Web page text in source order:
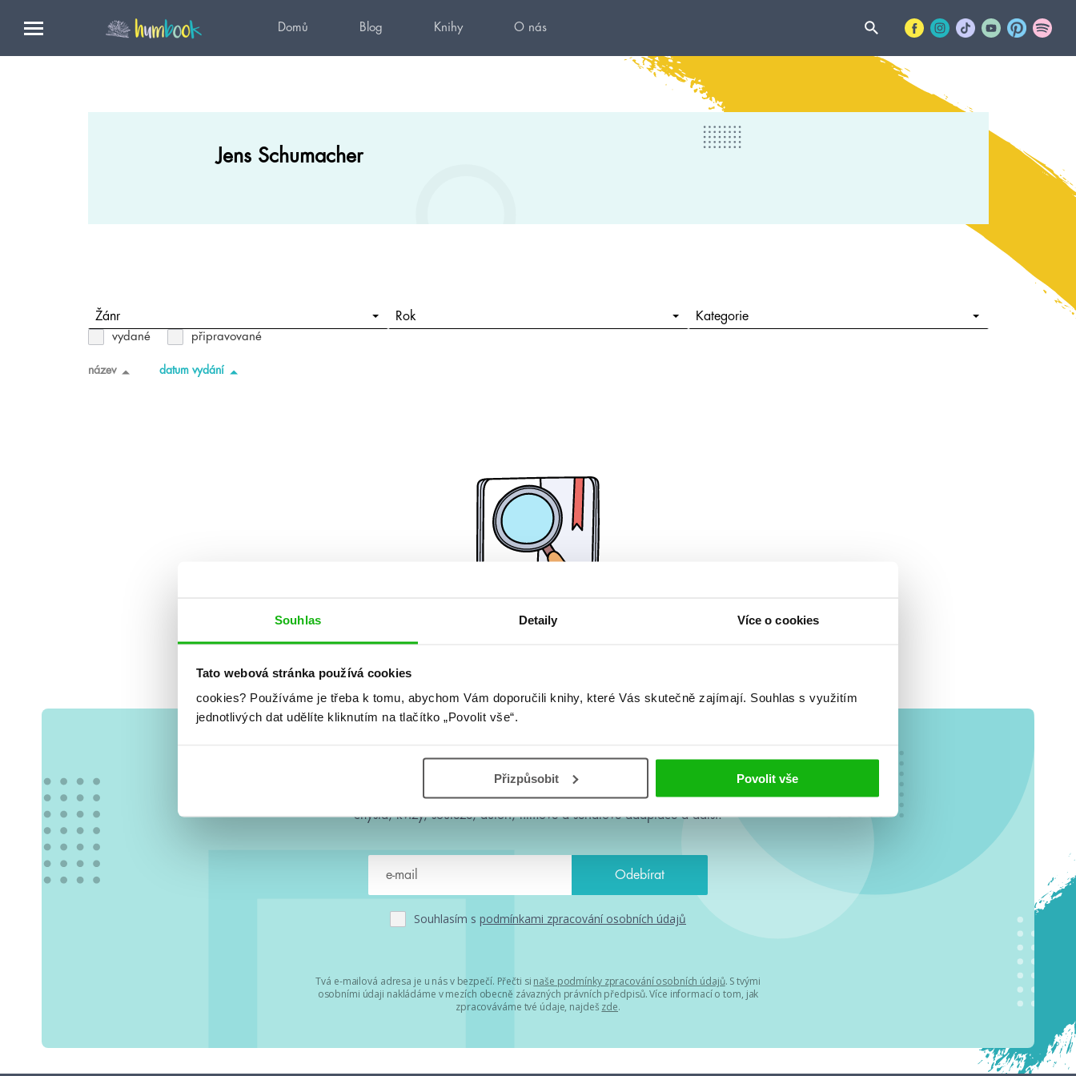
Souhlas Detaily Více o cookies
Tato webová stránka používá cookies
cookies? Používáme je třeba k tomu, abychom Vám doporučili knihy, které Vás skutečně zajímají. Souhlas s využitím
jednotlivých dat udělíte kliknutím na tlačítko „Povolit vše“.
Přizpůsobit Povolit vše
Domů Blog Knihy O nás
Jens Schumacher
Žánr Rok Kategorie
vydané připravované
název datum vydání
#HumbookNews
Vše kolem #youngadult každý měsíc rovnou do mailu! Nové knihy, co se
chystá, kvízy, soutěže, autoři, filmové a seriálové adaptace a další.
Souhlasím s podmínkami zpracování osobních údajů
Tvá e-mailová adresa je u nás v bezpečí. Přečti si naše podmínky zpracování osobních údajů. S tvými
osobními údaji nakládáme v mezích obecně závazných právních předpisů. Více informací o tom, jak
zpracováváme tvé údaje, najdeš zde.